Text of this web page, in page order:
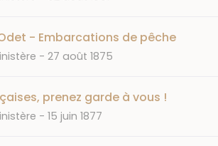
- Embarcations de pêche
DATE
27 août 1875
prenez garde à vous !
DATE
15 juin 1877